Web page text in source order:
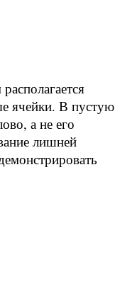
ячейки. В пустую
а не его
лишней